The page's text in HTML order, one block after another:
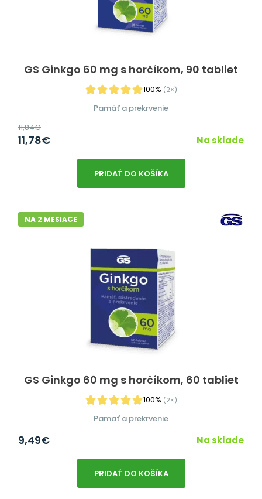
GS Ginkgo 60 mg s horčíkom, 90 tabliet
100% (2×)
Pamäť a prekrvenie
11,84€
11,78€ Na sklade
PRIDAŤ DO KOŠÍKA
GS Ginkgo 60 mg s horčíkom, 60 tabliet
100% (2×)
NA 2 MESIACE
Pamäť a prekrvenie
9,49€ Na sklade
PRIDAŤ DO KOŠÍKA